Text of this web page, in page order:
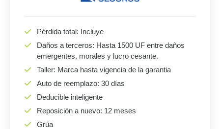
Pérdida total: Incluye
Daños a terceros: Hasta 1500 UF entre daños
emergentes, morales y lucro cesante.
Taller: Marca hasta vigencia de la garantia
Auto de reemplazo: 30 días
Deducible inteligente
Reposición a nuevo: 12 meses
Grúa